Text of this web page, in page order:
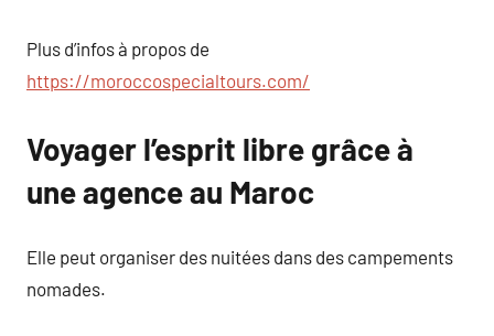
Plus d’infos à propos de
https://moroccospecialtours.com/
Voyager l’esprit libre grâce à
une agence au Maroc
Elle peut organiser des nuitées dans des campements
nomades.